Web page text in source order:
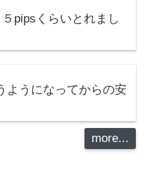
pipsくらいとれまし
ようになってからの安
more...